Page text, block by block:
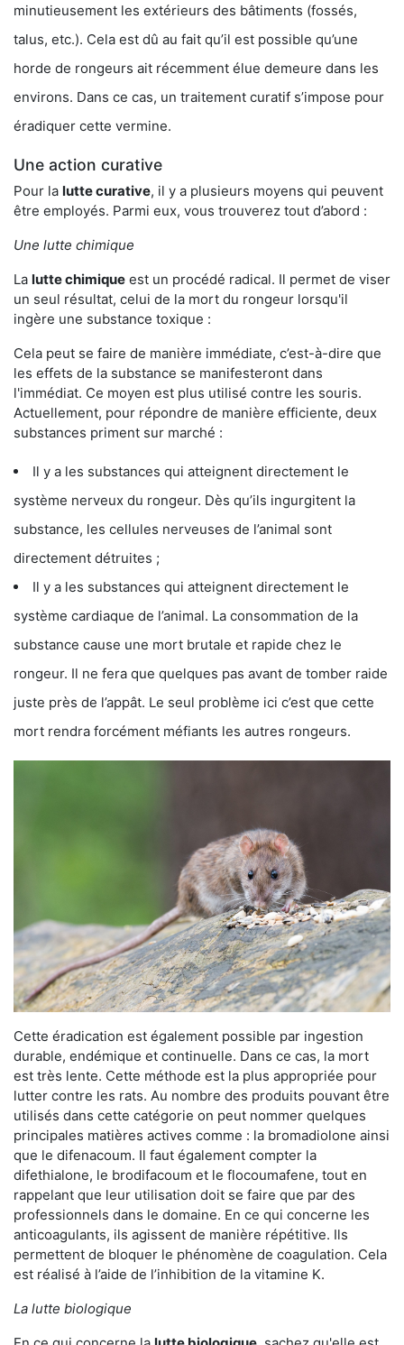
minutieusement les extérieurs des bâtiments (fossés,
talus, etc.). Cela est dû au fait qu’il est possible qu’une
horde de rongeurs ait récemment élue demeure dans les
environs. Dans ce cas, un traitement curatif s’impose pour
éradiquer cette vermine.
Une action curative
Pour la lutte curative, il y a plusieurs moyens qui peuvent
être employés. Parmi eux, vous trouverez tout d’abord :
Une lutte chimique
La lutte chimique est un procédé radical. Il permet de viser
un seul résultat, celui de la mort du rongeur lorsqu'il
ingère une substance toxique :
Cela peut se faire de manière immédiate, c’est-à-dire que
les effets de la substance se manifesteront dans
l'immédiat. Ce moyen est plus utilisé contre les souris.
Actuellement, pour répondre de manière efficiente, deux
substances priment sur marché :
Il y a les substances qui atteignent directement le
système nerveux du rongeur. Dès qu’ils ingurgitent la
substance, les cellules nerveuses de l’animal sont
directement détruites ;
Il y a les substances qui atteignent directement le
système cardiaque de l’animal. La consommation de la
substance cause une mort brutale et rapide chez le
rongeur. Il ne fera que quelques pas avant de tomber raide
juste près de l’appât. Le seul problème ici c’est que cette
mort rendra forcément méfiants les autres rongeurs.
Cette éradication est également possible par ingestion
durable, endémique et continuelle. Dans ce cas, la mort
est très lente. Cette méthode est la plus appropriée pour
lutter contre les rats. Au nombre des produits pouvant être
utilisés dans cette catégorie on peut nommer quelques
principales matières actives comme : la bromadiolone ainsi
que le difenacoum. Il faut également compter la
difethialone, le brodifacoum et le flocoumafene, tout en
rappelant que leur utilisation doit se faire que par des
professionnels dans le domaine. En ce qui concerne les
anticoagulants, ils agissent de manière répétitive. Ils
permettent de bloquer le phénomène de coagulation. Cela
est réalisé à l’aide de l’inhibition de la vitamine K.
La lutte biologique